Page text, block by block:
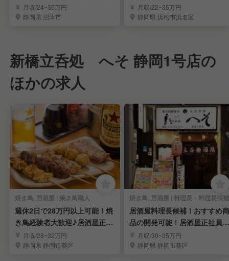
店長を募集
月収/24~35万円
静岡県 沼津市
定／福利厚生充実
月収/22~35万円
静岡県 浜松市浜名区
新橋立呑処 へそ 静岡1号店の
ほかの求人
焼き鳥, 居酒屋 | 焼き鳥職人
週休2日で28万円以上可能！焼
き鳥経験者大歓迎♪居酒屋正社
員募集！！
月収/28~32万円
静岡県 静岡市葵区
焼き鳥, 居酒屋 | 料理長・料理長候補
居酒屋料理長候補！おすすめ商
品の開発可能！居酒屋正社員募
集！！
月収/30~35万円
静岡県 静岡市葵区